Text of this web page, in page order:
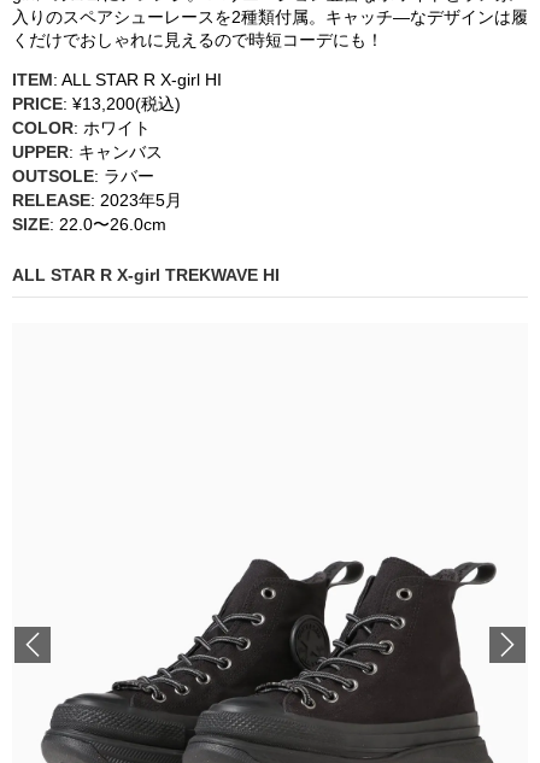
入りのスペアシューレースを2種類付属。キャッチ―なデザインは履
くだけでおしゃれに見えるので時短コーデにも！
ITEM : ALL STAR R X-girl HI
PRICE: ¥13,200(税込)
COLOR: ホワイト
UPPER: キャンバス
OUTSOLE: ラバー
RELEASE: 2023年5月
SIZE: 22.0〜26.0cm
ALL STAR R X-girl TREKWAVE HI